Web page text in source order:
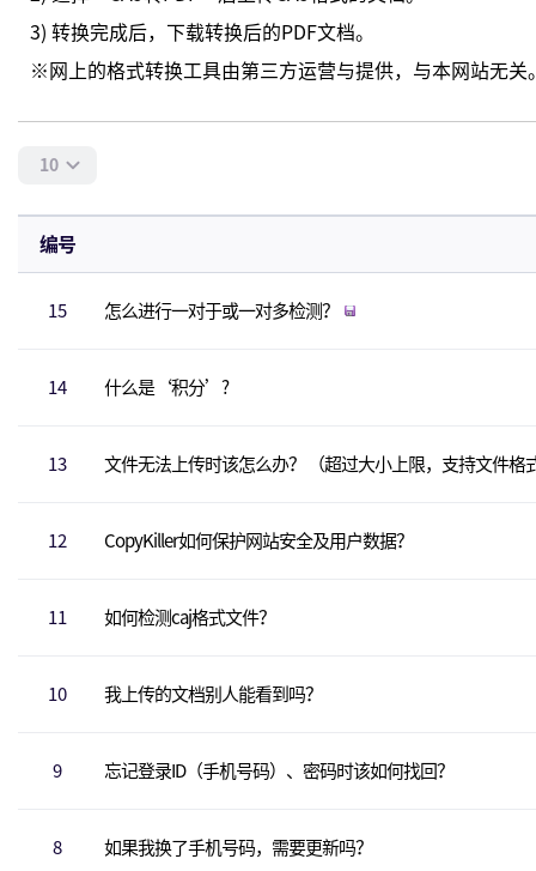
10
编号
15 怎么进行一对于或一对多检测？
14 什么是‘积分’?
13 文件无法上传时该怎么办？ （超过大小上限，支持文件格
12 CopyKiller如何保护网站安全及用户数据？
11 如何检测caj格式文件？
10 我上传的文档别人能看到吗？
9 忘记登录ID（手机号码）、密码时该如何找回？
8 如果我换了手机号码，需要更新吗？